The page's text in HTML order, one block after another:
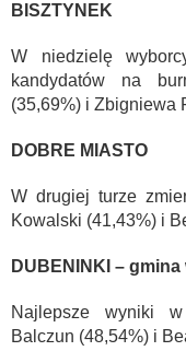
BISZTYNEK
W niedzielę
kandydatów na
(35,69%) i Zbigniewa
DOBRE MIASTO
W drugiej turze
Kowalski (41,43%) i
DUBENINKI –
Najlepsze wyniki
Balczun (48,54%) i